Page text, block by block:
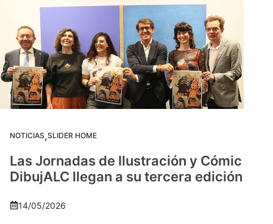
NOTICIAS,SLIDER HOME
Las Jornadas de Ilustración y Cómic
DibujALC llegan a su tercera edición
14/05/2026